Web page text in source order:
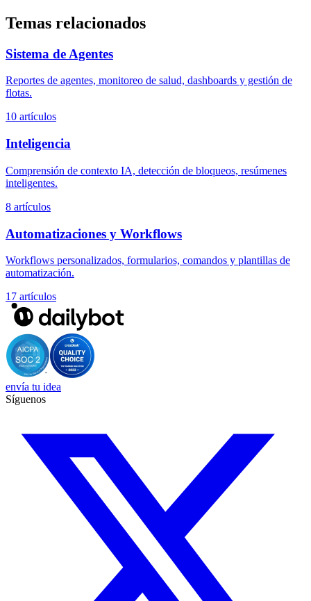
Temas relacionados
Sistema de Agentes
Reportes de agentes, monitoreo de salud, dashboards y gestión de
flotas.
10 artículos
Inteligencia
Comprensión de contexto IA, detección de bloqueos, resúmenes
inteligentes.
8 artículos
Automatizaciones y Workflows
Workflows personalizados, formularios, comandos y plantillas de
automatización.
17 artículos
envía tu idea
Síguenos